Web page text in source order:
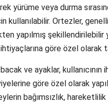
yürüme veya durma
kullanılabilir. Ortezler,
yapılmış şekillendirilebilir
ihtiyaçlarına göre özel olarak
ve ayaklar, kullanıcının
göre özel olarak
bağımsızlık,